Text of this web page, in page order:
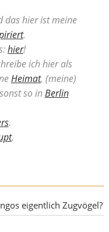
das hier ist meine
.
hier!
ich hier als
Heimat, (meine)
so inBerlin
.
.
eigentlich Zugvögel?